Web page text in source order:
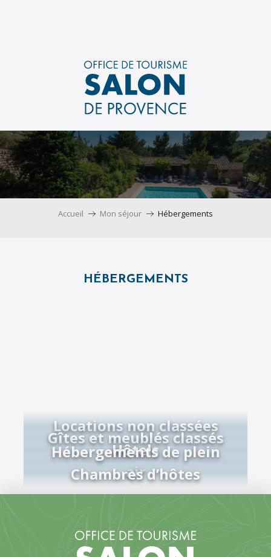
Accueil Mon séjour Hébergements
HÉBERGEMENTS
Locations non classées
Gîtes et meublés classés
Hôtels
Hébergements de plein
air
Chambres d’hôtes